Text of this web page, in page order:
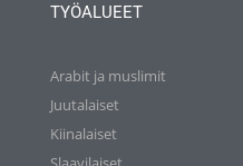
TYÖALUEET
Arabit ja muslimit
Juutalaiset
Kiinalaiset